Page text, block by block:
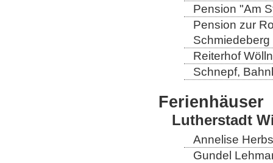
Pension "Am
Pension zur
Schmiedeberg
Reiterhof
Schnepf,
Ferienhäuser
Lutherstadt
Annelise
Gundel